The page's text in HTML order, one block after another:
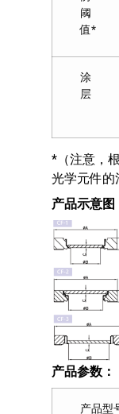
阈
值*
涂
层
*（注意，
光学元件的
产品示意图
产品参数：
产品型